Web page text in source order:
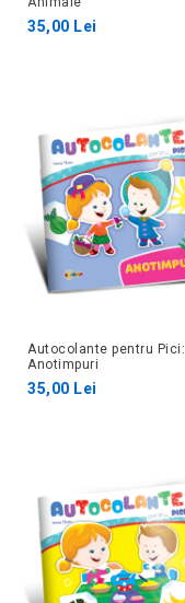
35,00 Lei
Autocolante pentru Pici:
Anotimpuri
35,00 Lei